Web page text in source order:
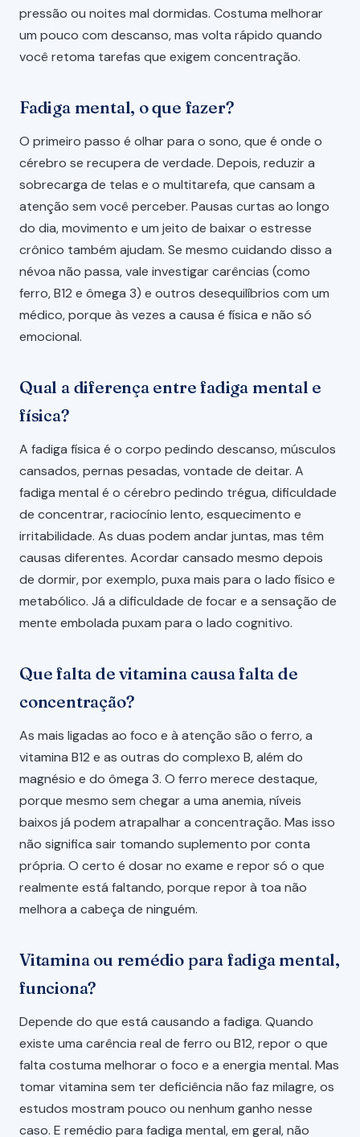
pressão ou noites mal dormidas. Costuma melhorar
um pouco com descanso, mas volta rápido quando
você retoma tarefas que exigem concentração.
Fadiga mental, o que fazer?
O primeiro passo é olhar para o sono, que é onde o
cérebro se recupera de verdade. Depois, reduzir a
sobrecarga de telas e o multitarefa, que cansam a
atenção sem você perceber. Pausas curtas ao longo
do dia, movimento e um jeito de baixar o estresse
crônico também ajudam. Se mesmo cuidando disso a
névoa não passa, vale investigar carências (como
ferro, B12 e ômega 3) e outros desequilíbrios com um
médico, porque às vezes a causa é física e não só
emocional.
Qual a diferença entre fadiga mental e
física?
A fadiga física é o corpo pedindo descanso, músculos
cansados, pernas pesadas, vontade de deitar. A
fadiga mental é o cérebro pedindo trégua, dificuldade
de concentrar, raciocínio lento, esquecimento e
irritabilidade. As duas podem andar juntas, mas têm
causas diferentes. Acordar cansado mesmo depois
de dormir, por exemplo, puxa mais para o lado físico e
metabólico. Já a dificuldade de focar e a sensação de
mente embolada puxam para o lado cognitivo.
Que falta de vitamina causa falta de
concentração?
As mais ligadas ao foco e à atenção são o ferro, a
vitamina B12 e as outras do complexo B, além do
magnésio e do ômega 3. O ferro merece destaque,
porque mesmo sem chegar a uma anemia, níveis
baixos já podem atrapalhar a concentração. Mas isso
não significa sair tomando suplemento por conta
própria. O certo é dosar no exame e repor só o que
realmente está faltando, porque repor à toa não
melhora a cabeça de ninguém.
Vitamina ou remédio para fadiga mental,
funciona?
Depende do que está causando a fadiga. Quando
existe uma carência real de ferro ou B12, repor o que
falta costuma melhorar o foco e a energia mental. Mas
tomar vitamina sem ter deficiência não faz milagre, os
estudos mostram pouco ou nenhum ganho nesse
caso. E remédio para fadiga mental, em geral, não